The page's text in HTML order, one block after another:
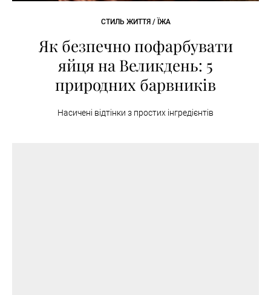
СТИЛЬ ЖИТТЯ / ЇЖА
Як безпечно пофарбувати
яйця на Великдень: 5
природних барвників
Насичені відтінки з простих інгредієнтів